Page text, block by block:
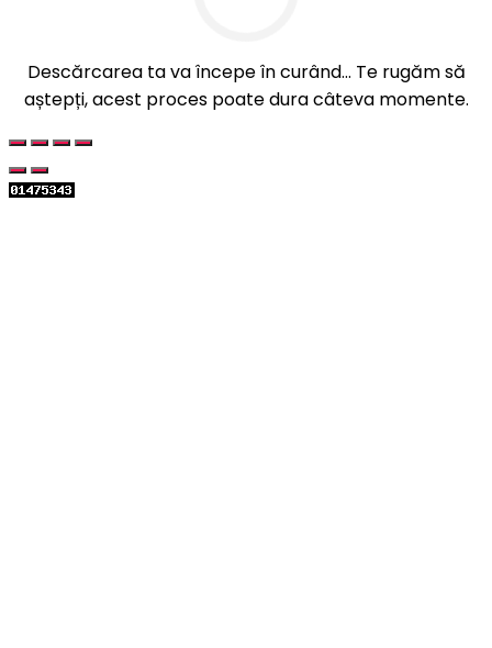
Descărcarea ta va începe în curând... Te rugăm să
aștepți, acest proces poate dura câteva momente.